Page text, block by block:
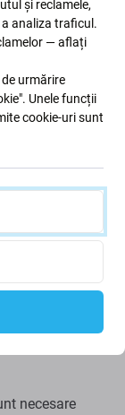
ca
este o
ca
minime
a afla mai
ne
necesare
și reclamele,
analiza traficul.
— aflați
urmărire
Unele funcții
cookie-uri sunt